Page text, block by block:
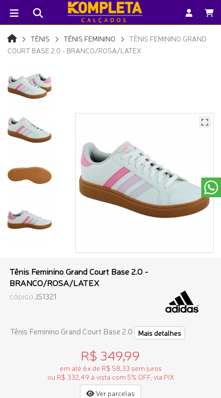
TÊNIS TÊNIS FEMININO
TÊNIS FEMININO GRAND
COURT BASE 2.0 - BRANCO/ROSA/LATEX
Tênis Feminino Grand Court Base 2.0 -
BRANCO/ROSA/LATEX
CÓDIGO JS1321
Tênis Feminino Grand Court Base 2.0 Mais detalhes
R$ 349,99
em até 6x de R$ 58,33 sem juros
ou R$ 332,49 à vista com 5% OFF, via PIX
Ver parcelas